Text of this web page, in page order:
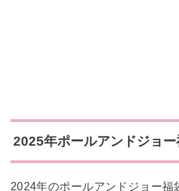
2025年ポールアンドジョー
2024年のポールアンドジョー福